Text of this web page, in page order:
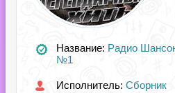
Название: Радио
№1
Исполнитель: Сборник